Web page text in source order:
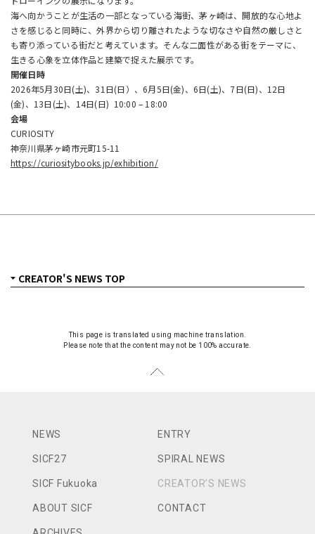
海へ向かうことが生活の一部となっている海街、茅ヶ崎は、開放的な心地よ
さを感じると同時に、外界から切り離されたような切なさや自然の厳しさと
も寄り添っている街だと考えています。そんな二面性がある街をテーマに、
生きる心象を立体作品と建築で捉えた展示です。
開催日時
2026年5月30日(土)、31日(日）、6月5日(金)、6日(土)、7日(日)、12日
(金)、13日(土)、14日(日) 10:00 – 18:00
会場
CURIOSITY
神奈川県茅ヶ崎市元町15-11
https://curiositybooks.jp/exhibition/
This page is translated using machine translation.
Please note that the content may not be 100% accurate.
NEWS
SICF27
SICF Fukuoka
ABOUT SICF
ENTRY
SPIRAL NEWS
CREATOR’S NEWS
CONTACT